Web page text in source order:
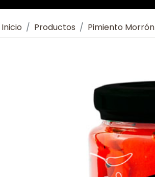
Inicio Productos Pimiento Morrón